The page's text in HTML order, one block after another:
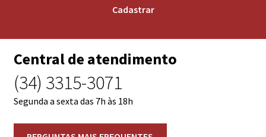
Central de atendimento
(34) 3315-3071
Segunda a sexta das 7h às 18h